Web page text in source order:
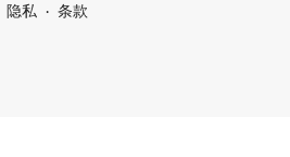
隐私
条款